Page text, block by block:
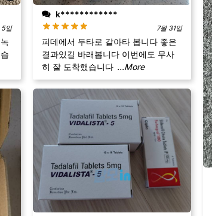
5일
k************
7월 31일
피데에서 두타로 갈아타 봅니다 좋은
결과있길 바래봅니다 이번에도 무사
히 잘 도착했습니다 ...More